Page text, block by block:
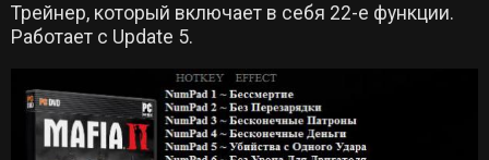
Трейнер, который включает в себя 22-е функции.
Работает с Update 5.